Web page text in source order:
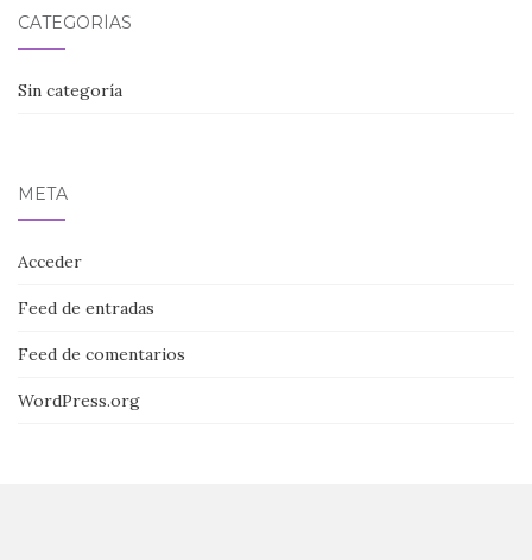
CATEGORÍAS
Sin categoría
META
Acceder
Feed de entradas
Feed de comentarios
WordPress.org